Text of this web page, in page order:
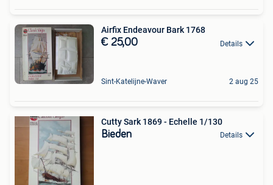
Airfix Endeavour Bark 1768
€ 25,00 Details
Sint-Katelijne-Waver 2 aug 25
Cutty Sark 1869 - Echelle 1/130
Bieden Details